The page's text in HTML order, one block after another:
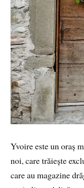
Yvoire este un oraș
noi, care trăiește
care au magazine